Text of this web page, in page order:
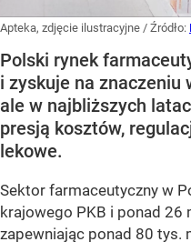
Apteka, zdjęcie ilustracyjne / Źródło:
Polski rynek
i zyskuje na znaczeniu
ale w najbliższych
presją kosztów,
lekowe.
Sektor farmaceutyczny w
krajowego PKB i ponad 26
zapewniając ponad 80 tys.